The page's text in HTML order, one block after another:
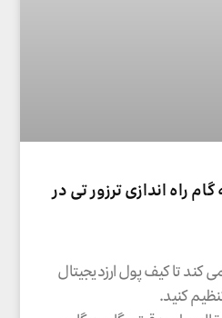
راه اندازی ترزور تی در
کند تا کیف پول ارزدیجیتال